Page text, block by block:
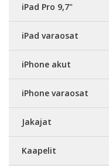
iPad Pro 9,7"
iPad varaosat
iPhone akut
iPhone varaosat
Jakajat
Kaapelit